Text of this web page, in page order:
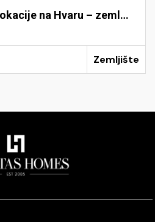
Prodaja premium lokacije na Hvaru – zemljište prvi red do mora
Zemljište